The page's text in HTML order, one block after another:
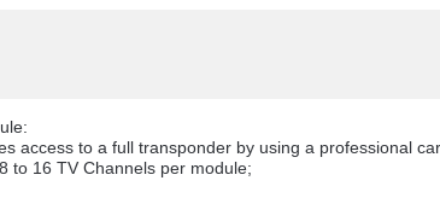
access to a full transponder by using a professional
to 16 TV Channels per module;